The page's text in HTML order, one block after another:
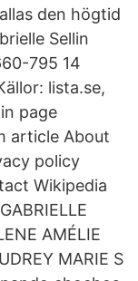
den högtid
Sellin
795 14
lista.se,
page
article About
policy
Wikipedia
AMÉLIE
MARIE S